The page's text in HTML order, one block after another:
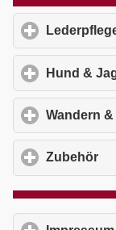
Hund &
Wandern
Zubehör